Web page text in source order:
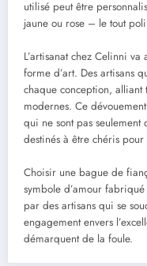
utilisé peut être
jaune ou rose – le tout
L’artisanat chez Celinni
forme d’art. Des artisans
chaque conception, alliant
modernes. Ce
qui ne sont pas seulement
destinés à être chéris pour
Choisir une bague de
symbole d’amour
par des artisans qui se
engagement envers
démarquent de la foule.